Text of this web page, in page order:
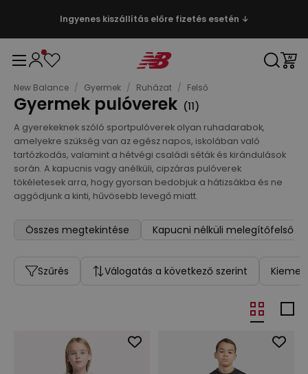
Ingyenes kiszállítás előre fizetés esetén ↓
New Balance / Gyermek / Ruházat / Felső
Gyermek pulóverek (11)
A gyerekeknek szóló sportpulóverek olyan ruhadarabok,
amelyekre szükség van az egész napos, iskolában való
tartózkodás, valamint a hétvégi családi séták és kirándulások
során. A kapucnis vagy anélküli, cipzáras pulóverek
tökéletesek arra, hogy gyorsan bedobjuk a hátizsákba és ne
aggódjunk a kinti, hűvösebb levegő miatt.
Összes megtekintése Kapucni nélküli melegítőfelső
Szűrés Válogatás a következő szerint